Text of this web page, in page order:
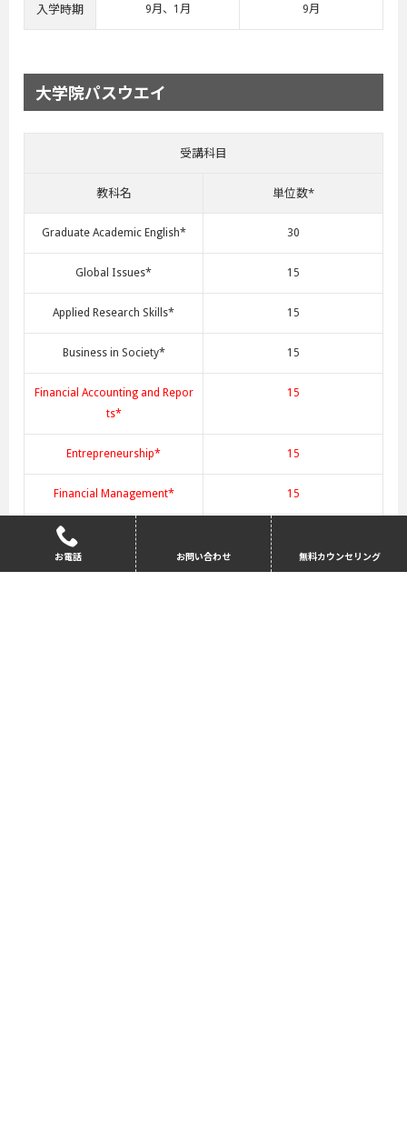
入学時期 9月、1月 9月
大学院パスウエイ
受講科目
教科名 単位数*
Graduate Academic English* 30
Global Issues* 15
Applied Research Skills* 15
Business in Society* 15
Financial Accounting and Repor
ts*
15
Entrepreneurship* 15
Financial Management* 15
Management Concepts*
Research Project* 15
お電話 お問い合わせ 無料カウンセリング